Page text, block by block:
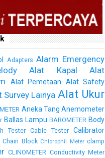
Adapters Alarm Emergency
Alat Kapal
Alat
Alat Pemetaan Alat Safety
Survey Lainya Alat Ukur
Aneka Tang Anemometer
Ballas Lampu BAROMETER Body
Tester Cable Tester
Calibrator
Chain Block Chlorophil Meter clamp
CLINOMETER Conductivity Meter